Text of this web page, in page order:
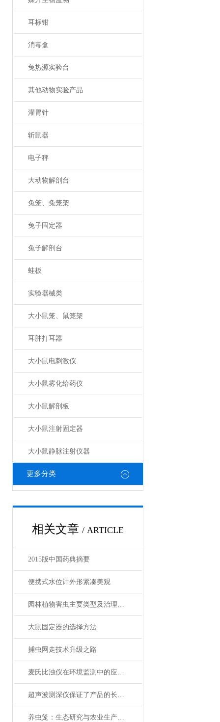
耳标钳
消毒盒
兔热源实验台
其他动物实验产品
灌胃针
斩鼠器
电子秤
大动物解剖台
兔笼、兔笼架
兔子固定器
兔子解剖台
蛙板
实验器械类
大小鼠笼、鼠笼架
耳肿打耳器
大小鼠电刺激仪
大小鼠雾化给药仪
大小鼠解剖板
大小鼠注射固定器
大小鼠静脉注射仪器
更多分类
相关文章 / ARTICLE
2015版中国药典摘要
便携式水位计外形紧凑美观
园林植物害虫主要类型及治理对策
大鼠固定器的选择方法
捕虫网走技术升级之路
麦氏比浊仪在环境监测中的应用及优势
超声波测深仪保证了产品的长期可靠性
养虫笼：生态研究与农业生产的精密工具